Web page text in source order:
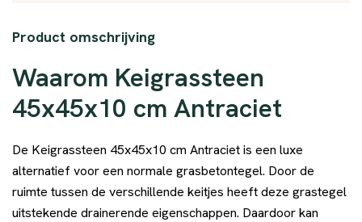
Product omschrijving
Waarom Keigrassteen
45x45x10 cm Antraciet
De Keigrassteen 45x45x10 cm Antraciet is een luxe
alternatief voor een normale grasbetontegel. Door de
ruimte tussen de verschillende keitjes heeft deze grastegel
uitstekende drainerende eigenschappen. Daardoor kan